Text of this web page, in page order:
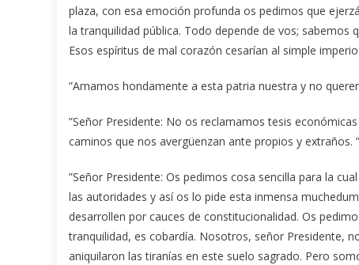
plaza, con esa emoción profunda os pedimos que
la tranquilidad pública. Todo depende de vos; sabemos
Esos espíritus de mal corazón cesarían al simple
”Amamos hondamente a esta patria nuestra y no
”Señor Presidente: No os reclamamos tesis
caminos que nos avergüenzan ante propios y extraños.
”Señor Presidente: Os pedimos cosa sencilla para la
las autoridades y así os lo pide esta inmensa
desarrollen por cauces de constitucionalidad. Os
tranquilidad, es cobardía. Nosotros, señor Presidente,
aniquilaron las tiranías en este suelo sagrado. Pero